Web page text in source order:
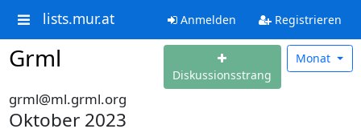
lists.mur.at Anmelden Registrieren
Grml
Diskussionsstrang
Monat
grml@ml.grml.org
Oktober 2023